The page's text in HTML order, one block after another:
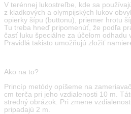
V terénnej lukostreľbe, kde sa
z kladkových a olympijských lukov
opierky šípu (buttonu), priemer hrotu
Tu treba hneď pripomenúť, že podľa
časť luku špeciálne za účelom
Pravidlá takisto umožňujú zložiť
Ako na to?
Princíp metódy opíšeme na
cm terča pri jeho vzdialenosti 10 m.
stredný obrázok. Pri zmene
pripadajú 2 m.